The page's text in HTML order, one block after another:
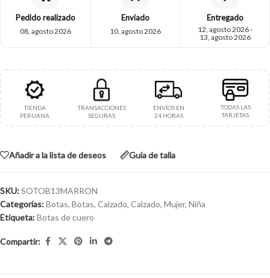
Pedido realizado
08, agosto 2026
Enviado
10, agosto 2026
Entregado
12, agosto 2026 -
13, agosto 2026
TIENDA
PERUANA
TRANSACCIONES
SEGURAS
ENVÍOS EN
24 HORAS
TODAS LAS
TARJETAS
Añadir a la lista de deseos Guía de talla
SKU:SOTOB13MARRON
Categorías:Botas, Botas, Calzado, Calzado, Mujer, Niña
Etiqueta:Botas de cuero
Compartir: